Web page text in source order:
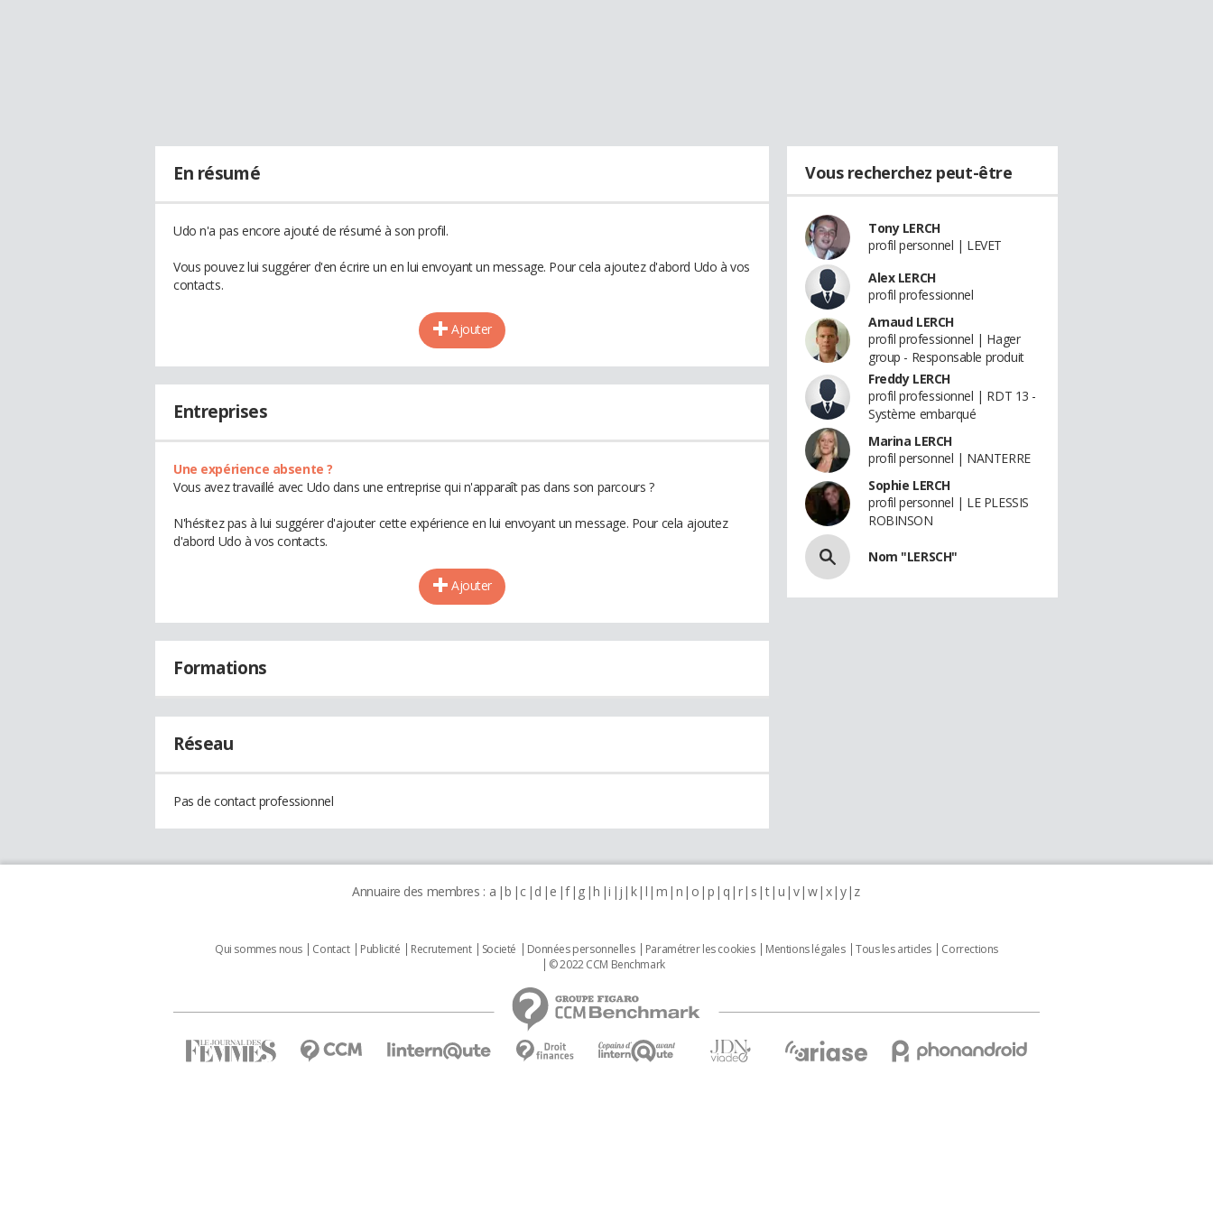
En résumé
Udo n'a pas encore ajouté de résumé à son profil.
Vous pouvez lui suggérer d'en écrire un en lui envoyant un message. Pour cela ajoutez d'abord Udo à vos
contacts.
Ajouter
Entreprises
Une expérience absente ?
Vous avez travaillé avec Udo dans une entreprise qui n'apparaît pas dans son parcours ?
N'hésitez pas à lui suggérer d'ajouter cette expérience en lui envoyant un message. Pour cela ajoutez
d'abord Udo à vos contacts.
Ajouter
Formations
Réseau
Pas de contact professionnel
Vous recherchez peut-être
Tony LERCH
profil personnel | LEVET
Alex LERCH
profil professionnel
Arnaud LERCH
profil professionnel | Hager
group - Responsable produit
Freddy LERCH
profil professionnel | RDT 13 -
Système embarqué
Marina LERCH
profil personnel | NANTERRE
Sophie LERCH
profil personnel | LE PLESSIS
ROBINSON
Nom "LERSCH"
Annuaire des membres : a b c d e f g h i j k l m n o p q r s t u v w x y z
Qui sommes nous Contact Publicité Recrutement Societé Données personnelles Paramétrer les cookies Mentions légales Tous les articles
Corrections
© 2022 CCM Benchmark